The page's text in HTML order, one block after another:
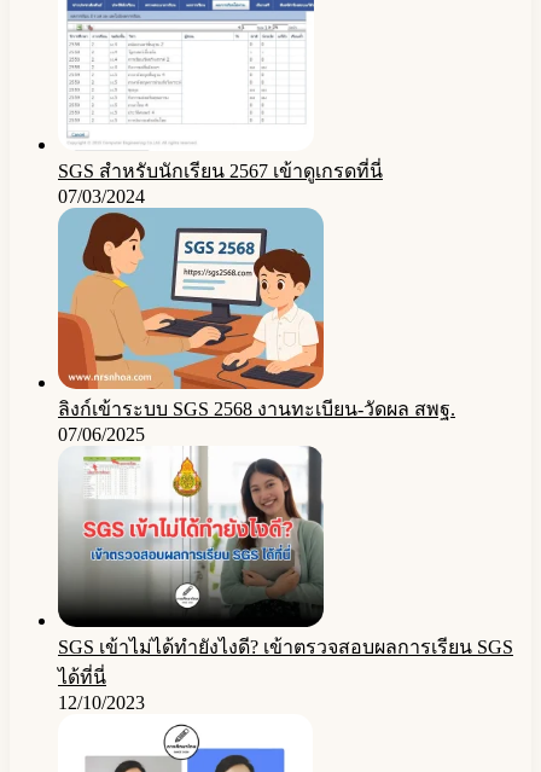
SGS สําหรับนักเรียน 2567 เข้าดูเกรดที่นี่
07/03/2024
ลิงก์เข้าระบบ SGS 2568 งานทะเบียน-วัดผล สพฐ.
07/06/2025
SGS เข้าไม่ได้ทำยังไงดี? เข้าตรวจสอบผลการเรียน SGS
ได้ที่นี่
12/10/2023